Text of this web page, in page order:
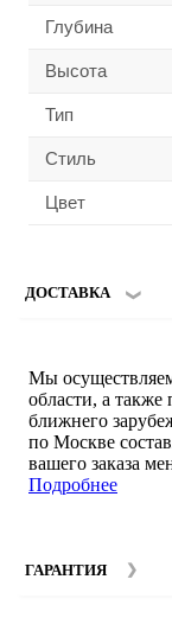
Глубина
Высота
Тип
Стиль
Цвет
ДОСТАВКА
Мы
области, а
ближнего
по Москве
вашего заказа
Подробнее
ГАРАНТИЯ